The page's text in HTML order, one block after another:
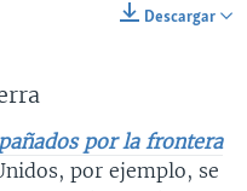
Descargar
por la frontera
por ejemplo, se